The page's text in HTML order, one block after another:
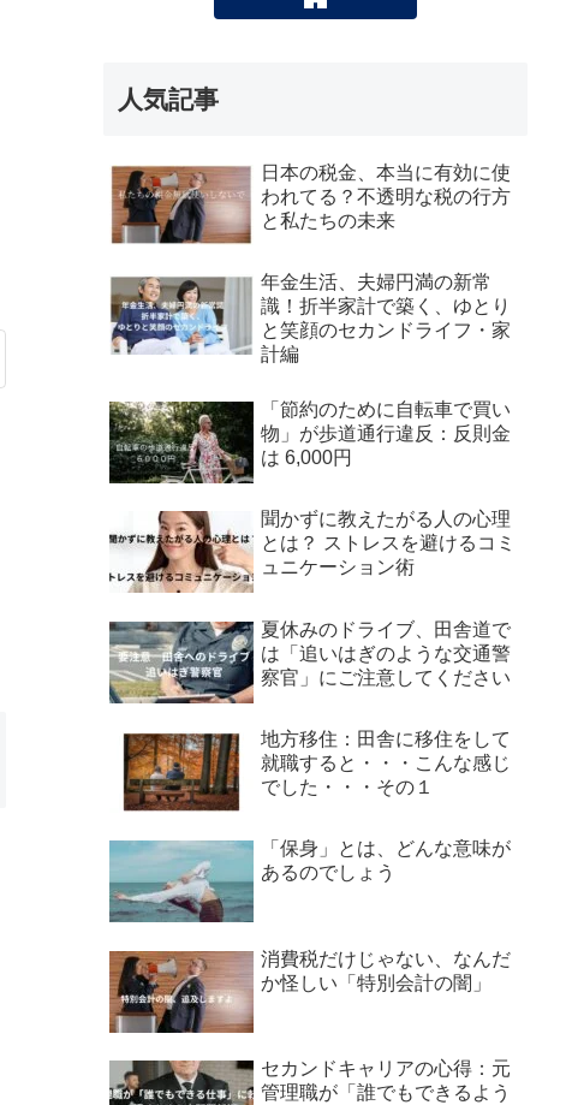
人気記事
日本の税金、本当に有効に使
われてる？不透明な税の行方
と私たちの未来
年金生活、夫婦円満の新常
識！折半家計で築く、ゆとり
と笑顔のセカンドライフ・家
計編
「節約のために自転車で買い
物」が歩道通行違反：反則金
は 6,000円
聞かずに教えたがる人の心理
とは？ ストレスを避けるコミ
ュニケーション術
夏休みのドライブ、田舎道で
は「追いはぎのような交通警
察官」にご注意してください
地方移住：田舎に移住をして
就職すると・・・こんな感じ
でした・・・その１
「保身」とは、どんな意味が
あるのでしょう
消費税だけじゃない、なんだ
か怪しい「特別会計の闇」
セカンドキャリアの心得：元
管理職が「誰でもできるよう